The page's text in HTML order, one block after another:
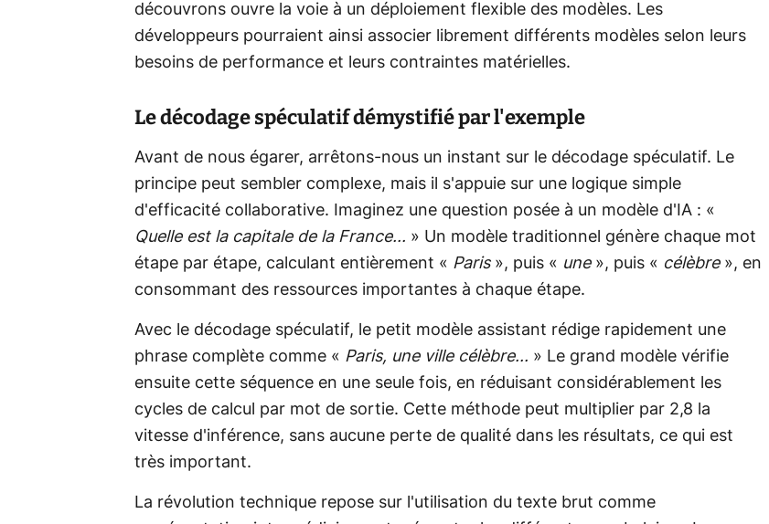
découvrons ouvre la voie à un déploiement flexible des modèles. Les
développeurs pourraient ainsi associer librement différents modèles selon leurs
besoins de performance et leurs contraintes matérielles.
Le décodage spéculatif démystifié par l'exemple
Avant de nous égarer, arrêtons-nous un instant sur le décodage spéculatif. Le
principe peut sembler complexe, mais il s'appuie sur une logique simple
d'efficacité collaborative. Imaginez une question posée à un modèle d'IA : «
Quelle est la capitale de la France... » Un modèle traditionnel génère chaque mot
étape par étape, calculant entièrement « Paris», puis « une», puis « célèbre», en
consommant des ressources importantes à chaque étape.
Avec le décodage spéculatif, le petit modèle assistant rédige rapidement une
phrase complète comme « Paris, une ville célèbre... » Le grand modèle vérifie
ensuite cette séquence en une seule fois, en réduisant considérablement les
cycles de calcul par mot de sortie. Cette méthode peut multiplier par 2,8 la
vitesse d'inférence, sans aucune perte de qualité dans les résultats, ce qui est
très important.
La révolution technique repose sur l'utilisation du texte brut comme